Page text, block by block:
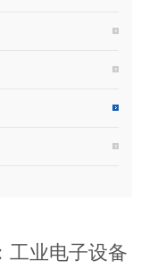
工业电子设备